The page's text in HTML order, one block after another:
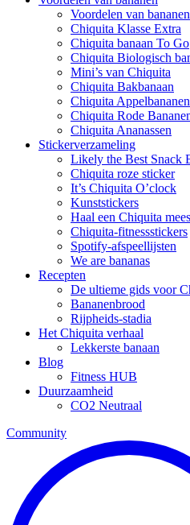
Voordelen van bananen
Chiquita Klasse Extra
Chiquita banaan To Go
Chiquita Biologisch
Mini’s van Chiquita
Chiquita Bakbanaan
Chiquita Appelbananen
Chiquita Rode
Chiquita Ananassen
Stickerverzameling
Likely the Best Snack
Chiquita roze sticker
It’s Chiquita O’clock
Kunststickers
Haal een Chiquita
Chiquita-fitnessstickers
Spotify-afspeellijsten
We are bananas
Recepten
De ultieme gids voor
Bananenbrood
Rijpheids-stadia
Het Chiquita verhaal
Lekkerste banaan
Blog
Fitness HUB
Duurzaamheid
CO2 Neutraal
Community